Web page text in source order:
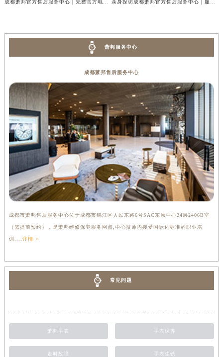
萧邦服务中心
成都萧邦售后服务中心
成都市萧邦售后服务中心位于成都市锦江区人民东路6号SAC东原中心24层2406B室
（需提前预约），是萧邦维修保养服务网点,中心技师均接受国际化标准的职业培
训.... 详情 >
常见问题
萧邦手表 手表保养
走时故障 手表生锈